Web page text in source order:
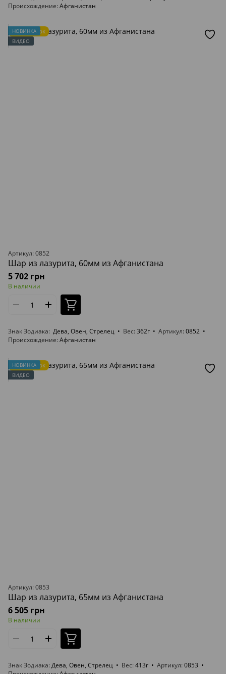
Происхождение Афганистан
Подарок
НОВИНКА
ВИДЕО
Артикул: 0852
Шар из лазурита, 60мм из Афганистана
5 702 грн
В наличии
Знак Зодиака Дева, Овен, Стрелец Вес 362г Артикул 0852
Происхождение Афганистан
Подарок
НОВИНКА
ВИДЕО
Артикул: 0853
Шар из лазурита, 65мм из Афганистана
6 505 грн
В наличии
Знак Зодиака Дева, Овен, Стрелец Вес 413г Артикул 0853